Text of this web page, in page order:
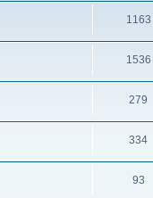
1163
1536
279
334
93